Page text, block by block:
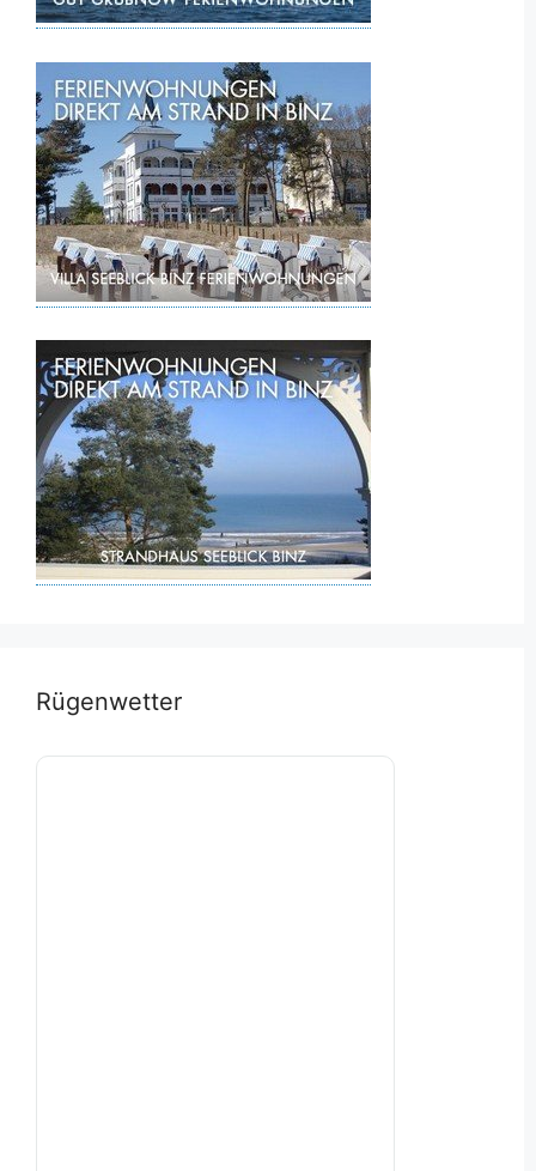
Rügenwetter